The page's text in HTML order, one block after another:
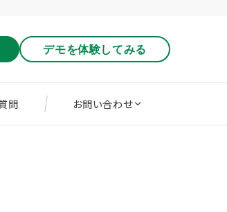
デモを体験してみる
問 お問い合わせ